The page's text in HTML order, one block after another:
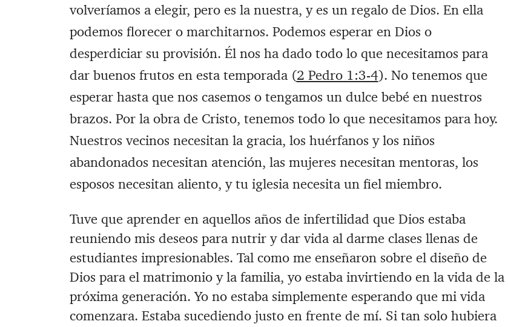
volveríamos a elegir, ‪pero es la nuestra, y es un regalo de Dios. ‪En ella
podemos florecer o marchitarnos. ‪Podemos esperar en Dios o
desperdiciar su provisión. ‪Él nos ha dado todo lo que necesitamos para
dar buenos frutos en esta temporada (2 Pedro 1:3-4). ‪No tenemos que
esperar hasta que nos casemos o tengamos un dulce bebé en nuestros
brazos. ‪Por la obra de Cristo, tenemos todo lo que necesitamos para hoy.
‪Nuestros vecinos necesitan la gracia, los huérfanos y los niños
abandonados necesitan atención, las mujeres necesitan mentoras, los
esposos necesitan aliento, y tu iglesia necesita un fiel miembro.
‪Tuve que aprender en aquellos años de infertilidad que Dios estaba
reuniendo mis deseos para nutrir y dar vida al darme clases llenas de
estudiantes impresionables. ‪Tal como me enseñaron sobre el diseño de
Dios para el matrimonio y la familia, yo estaba invirtiendo en la vida de la
próxima generación. ‪Yo no estaba simplemente esperando que mi vida
comenzara. ‪Estaba sucediendo justo en frente de mí. Si tan solo hubiera